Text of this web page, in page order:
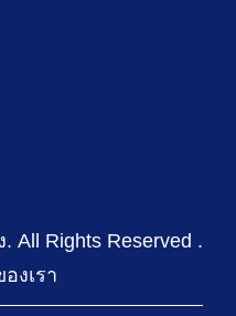
. All Rights Reserved .
งเรา